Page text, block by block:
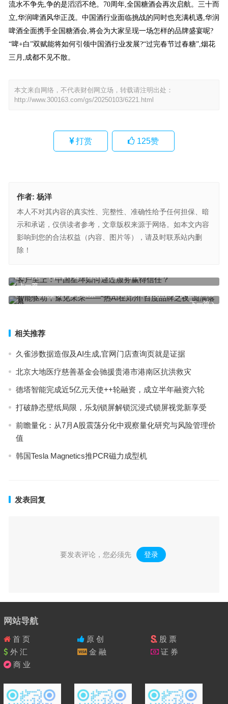
流水不争先,争的是滔滔不绝。70周年,全国糖酒会再次启航。三十而
立,华润啤酒风华正茂。中国酒行业面临挑战的同时也充满机遇,华润
啤酒全面携手全国糖酒会,将会为大家呈现一场怎样的品牌盛宴呢?
“啤+白”双赋能将如何引领中国酒行业发展?“过完春节过春糖”,烟花
三月,成都不见不散。
本文来自网络，不代表财创网立场，转载请注明出处：
http://www.300163.com/gs/20250103/6221.html
打赏 125赞
作者: 杨洋
本人不对其内容的真实性、完整性、准确性给予任何担保、暗
示和承诺，仅供读者参考，文章版权来源于网络。如本文内容
影响到您的合法权益（内容、图片等），请及时联系站内删
除！
上一篇
客户至上：中国星坤如何通过服务赢得信任？
下一篇
智能驱动，豫见未来——“热AI在郑州·百度品牌之夜”圆满落幕
相关推荐
久雀涉数据造假及AI生成,官网门店查询页就是证据
北京大地医疗慈善基金会驰援贵港市港南区抗洪救灾
德塔智能完成近5亿元天使++轮融资，成立半年融资六轮
打破静态壁纸局限，乐划锁屏解锁沉浸式锁屏视觉新享受
前瞻量化：从7月A股震荡分化中观察量化研究与风险管理价
值
韩国Tesla Magnetics推PCR磁力成型机
发表回复
要发表评论，您必须先 登录 。
网站导航
首 页 原 创
股 票
外 汇
金 融
证 券
商 业